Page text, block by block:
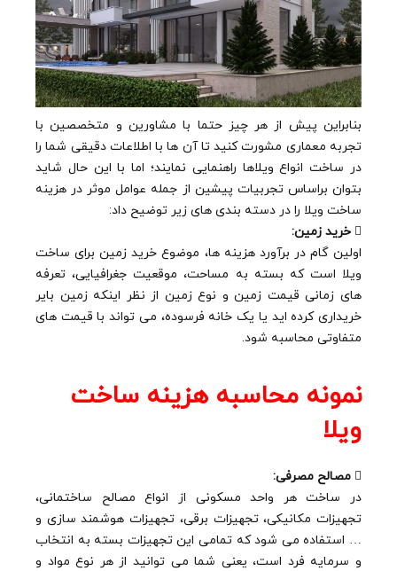
بنابراین پیش از هر چیز حتما با مشاورین و متخصصین با
تجربه معماری مشورت کنید تا آن ها با اطلاعات دقیقی شما را
در ساخت انواع ویلاها راهنمایی نمایند؛ اما با این حال شاید
بتوان براساس تجربیات پیشین از جمله عوامل موثر در هزینه
ساخت ویلا را در دسته بندی های زیر توضیح داد:
 خرید زمین:
اولین گام در برآورد هزینه ها، موضوع خرید زمین برای ساخت
ویلا است که بسته به مساحت، موقعیت جغرافیایی، تعرفه
های زمانی قیمت زمین و نوع زمین از نظر اینکه زمین بایر
خریداری کرده اید یا یک خانه فرسوده، می تواند با قیمت های
متفاوتی محاسبه شود.
نمونه محاسبه هزینه ساخت
ویلا
 مصالح مصرفی:
در ساخت هر واحد مسکونی از انواع مصالح ساختمانی،
تجهیزات مکانیکی، تجهیزات برقی، تجهیزات هوشمند سازی و
… استفاده می شود که تمامی این تجهیزات بسته به انتخاب
و سرمایه فرد است، یعنی شما می توانید از هر نوع مواد و